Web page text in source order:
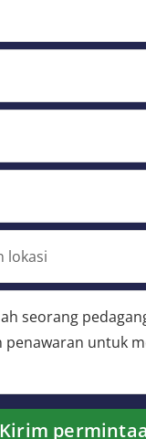
lokasi
seorang
penawaran untuk
Kirim